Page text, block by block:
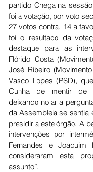
partido Chega na
foi a votação, por voto
27 votos contra, 14 a
foi o resultado da
destaque para as
Flórido Costa
José Ribeiro
Vasco Lopes (PSD),
Cunha de mentir de
deixando no ar a
da Assembleia se sentia
presidir a este órgão. A
intervenções por
Fernandes e Joaquim
consideraram esta
assunto”.